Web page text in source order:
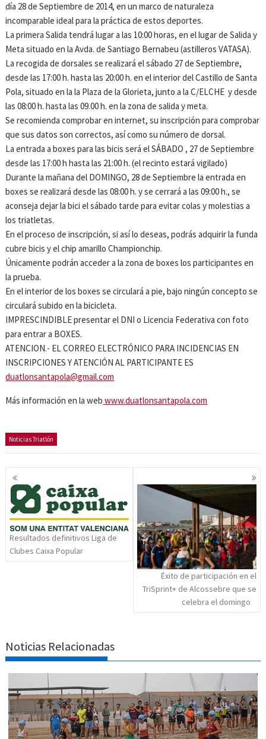
día 28 de Septiembre de 2014, en un marco de naturaleza
incomparable ideal para la práctica de estos deportes.
La primera Salida tendrá lugar a las 10:00 horas, en el lugar de Salida y
Meta situado en la Avda. de Santiago Bernabeu (astilleros VATASA).
La recogida de dorsales se realizará el sábado 27 de Septiembre,
desde las 17:00 h. hasta las 20:00 h. en el interior del Castillo de Santa
Pola, situado en la la Plaza de la Glorieta, junto a la C/ELCHE y desde
las 08:00 h. hasta las 09.00 h. en la zona de salida y meta.
Se recomienda comprobar en internet, su inscripción para comprobar
que sus datos son correctos, así como su número de dorsal.
La entrada a boxes para las bicis será el SÁBADO , 27 de Septiembre
desde las 17:00 h hasta las 21:00 h. (el recinto estará vigilado)
Durante la mañana del DOMINGO, 28 de Septiembre la entrada en
boxes se realizará desde las 08:00 h. y se cerrará a las 09:00 h., se
aconseja dejar la bici el sábado tarde para evitar colas y molestias a
los triatletas.
En el proceso de inscripción, si así lo deseas, podrás adquirir la funda
cubre bicis y el chip amarillo Championchip.
Únicamente podrán acceder a la zona de boxes los participantes en
la prueba.
En el interior de los boxes se circulará a pie, bajo ningún concepto se
circulará subido en la bicicleta.
IMPRESCINDIBLE presentar el DNI o Licencia Federativa con foto
para entrar a BOXES.
ATENCION.- EL CORREO ELECTRÓNICO PARA INCIDENCIAS EN
INSCRIPCIONES Y ATENCIÓN AL PARTICIPANTE ES
duatlonsantapola@gmail.com
Más información en la web www.duatlonsantapola.com
Noticias Triatlón
Navegación
de
entradas
Resultados definitivos Liga de
Clubes Caixa Popular
Éxito de participación en el
TriSprint+ de Alcossebre que se
celebra el domingo
Noticias Relacionadas